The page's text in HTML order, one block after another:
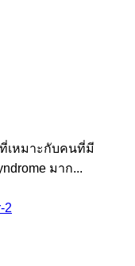
เหมาะกับคนที่มี
มาก...